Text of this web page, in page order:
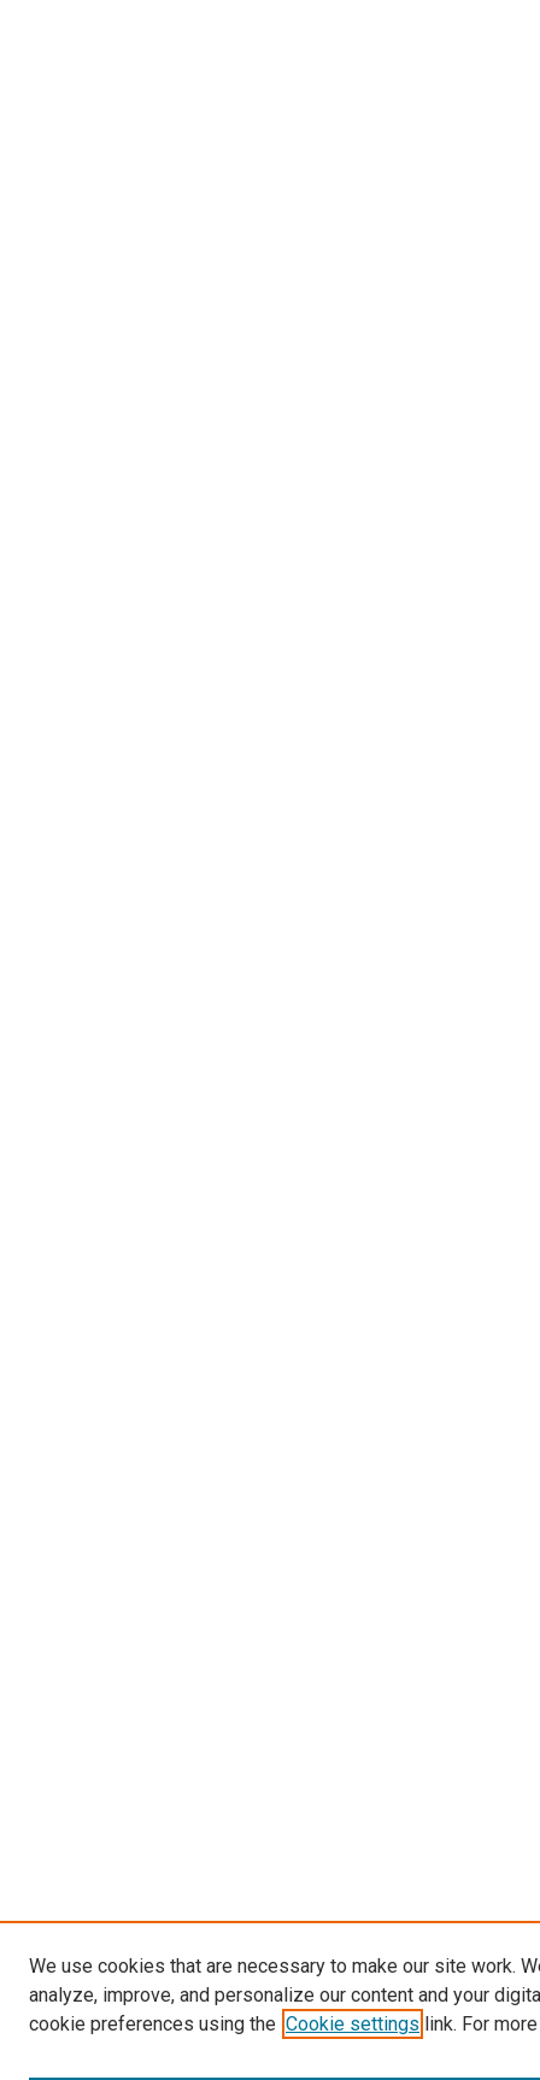
We use cookies that are necessary to make our site work.
analyze, improve, and personalize our content and your
cookie preferences using the Cookie settings link. For